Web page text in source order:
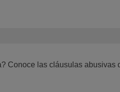
Conoce las cláusulas abusivas